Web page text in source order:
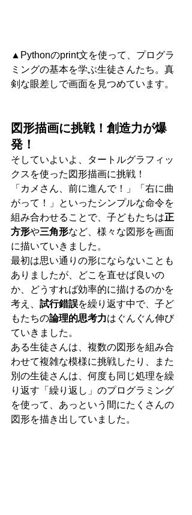
▲Pythonのprint文を使って、プログラ
ミングの基本を学ぶ生徒さんたち。真
剣な眼差しで画面を見つめています。
図形描画に挑戦！創造力が爆
発！
そしていよいよ、タートルグラフィッ
クスを使った図形描画に挑戦！
「カメさん、前に進んで！」「右に曲
がって！」といったシンプルな命令を
組み合わせることで、子どもたちは正
方形や三角形など、様々な図形を画面
に描いていきました。
最初は思い通りの形にならないことも
ありましたが、どこを直せば良いの
か、どうすれば効率的に描けるのかを
考え、 試行錯誤を繰り返す中で、子ど
もたちの論理的思考力はぐんぐん伸び
ていきました。
ある生徒さんは、複数の図形を組み合
わせて複雑な模様に挑戦したり、また
別の生徒さんは、何度も同じ処理を繰
り返す「繰り返し」のプログラミング
を使って、あっという間にたくさんの
図形を描き出していました。